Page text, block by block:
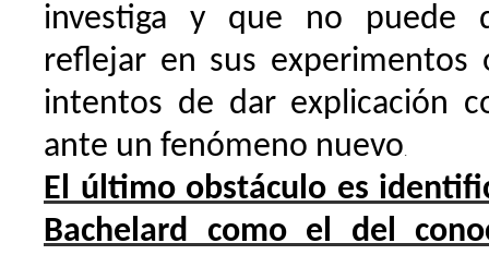
investiga y que no puede
reflejar en sus experimentos
intentos de dar explicación
ante un fenómeno nuevo
El último obstáculo es
Bachelard como el del